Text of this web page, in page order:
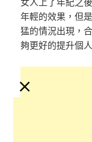
年輕的效果，但
猛的情況出現，
夠更好的提升個
×